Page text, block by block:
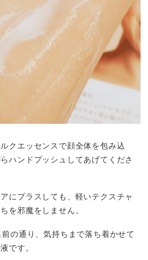
クエッセンスで顔全体を包み込
ハンドプッシュしてあげてくださ
にプラスしても、軽いテクスチャ
を邪魔をしません。
前の通り、気持ちまで落ち着かせて
です。